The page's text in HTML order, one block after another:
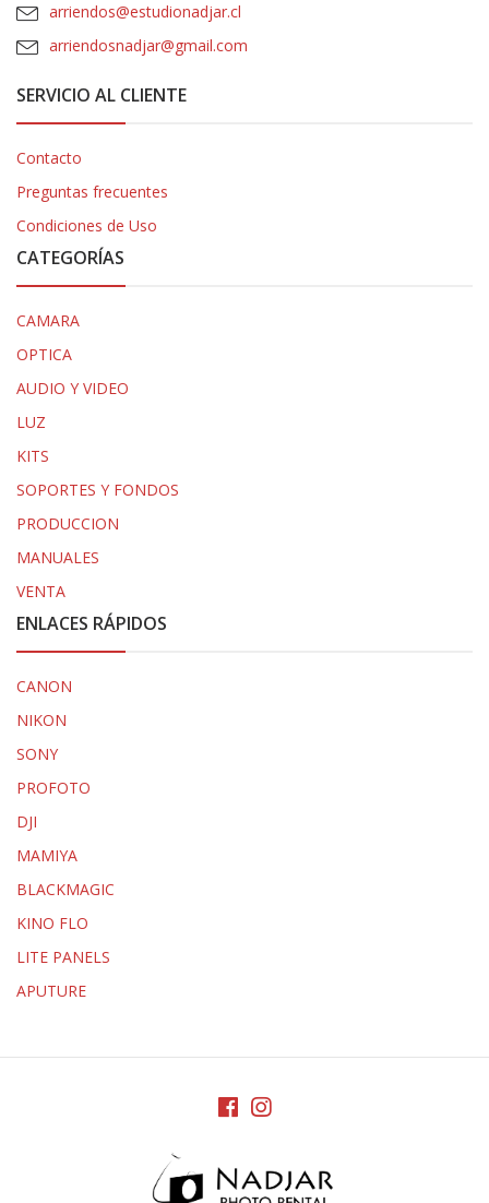
arriendos@estudionadjar.cl
arriendosnadjar@gmail.com
SERVICIO AL CLIENTE
Contacto
Preguntas frecuentes
Condiciones de Uso
CATEGORÍAS
CAMARA
OPTICA
AUDIO Y VIDEO
LUZ
KITS
SOPORTES Y FONDOS
PRODUCCION
MANUALES
VENTA
ENLACES RÁPIDOS
CANON
NIKON
SONY
PROFOTO
DJI
MAMIYA
BLACKMAGIC
KINO FLO
LITE PANELS
APUTURE